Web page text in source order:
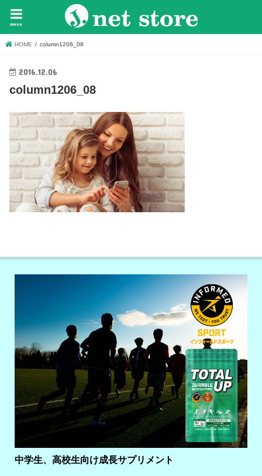
menu
HOME column1206_08
2016.12.06
column1206_08
中学生、高校生向け成長サプリメント